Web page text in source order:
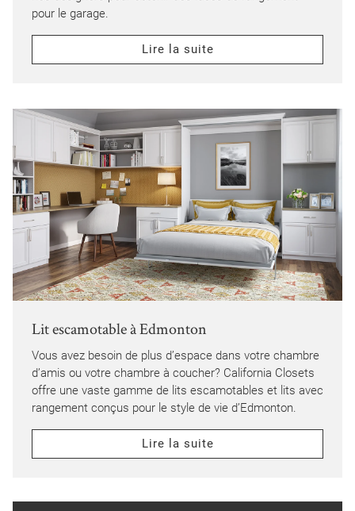
pour le garage.
Lire la suite
Lit escamotable à Edmonton
Vous avez besoin de plus d’espace dans votre chambre
d’amis ou votre chambre à coucher? California Closets
offre une vaste gamme de lits escamotables et lits avec
rangement conçus pour le style de vie d’Edmonton.
Lire la suite